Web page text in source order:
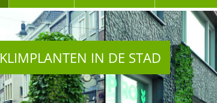
KLIMPLANTEN IN DE STAD